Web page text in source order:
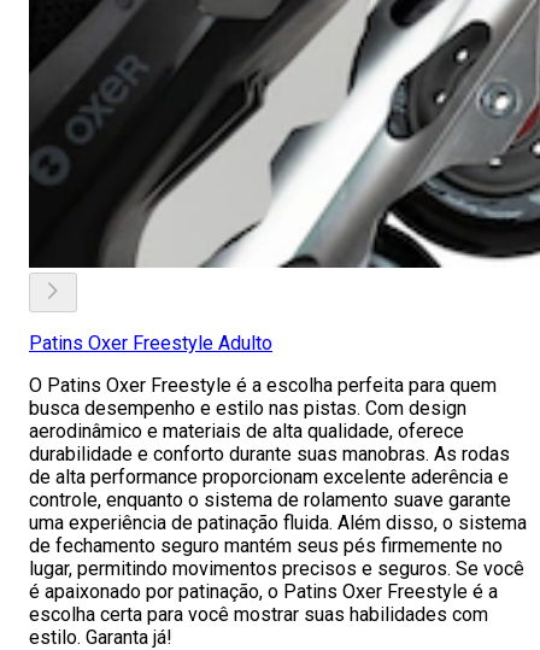
Patins Oxer Freestyle Adulto
O Patins Oxer Freestyle é a escolha perfeita para quem
busca desempenho e estilo nas pistas. Com design
aerodinâmico e materiais de alta qualidade, oferece
durabilidade e conforto durante suas manobras. As rodas
de alta performance proporcionam excelente aderência e
controle, enquanto o sistema de rolamento suave garante
uma experiência de patinação fluida. Além disso, o sistema
de fechamento seguro mantém seus pés firmemente no
lugar, permitindo movimentos precisos e seguros. Se você
é apaixonado por patinação, o Patins Oxer Freestyle é a
escolha certa para você mostrar suas habilidades com
estilo. Garanta já!